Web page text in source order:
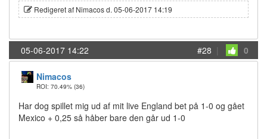
Redigeret af Nimacos d. 05-06-2017 14:19
05-06-2017 14:22 #28 | 0
Nimacos
ROI: 70.49% (36)
Har dog spillet mig ud af mit live England bet på 1-0 og gået
Mexico + 0,25 så håber bare den går ud 1-0